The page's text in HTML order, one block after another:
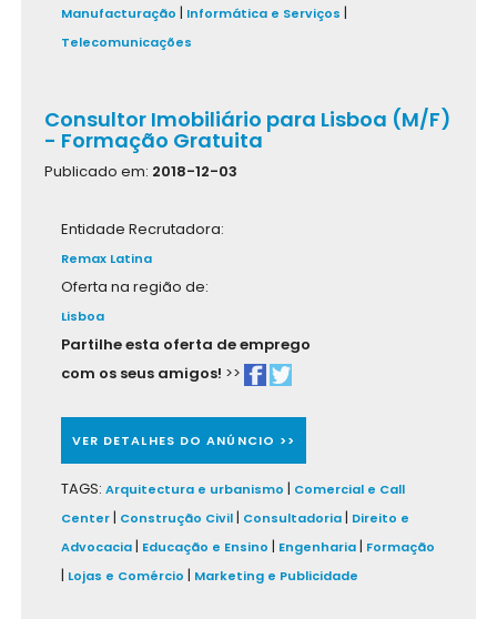
Manufacturação | Informática e Serviços |
Telecomunicações
Consultor Imobiliário para Lisboa (M/F)
- Formação Gratuita
Publicado em: 2018-12-03
Entidade Recrutadora:
Remax Latina
Oferta na região de:
Lisboa
Partilhe esta oferta de emprego
com os seus amigos! >>
VER DETALHES DO ANÚNCIO >>
TAGS: Arquitectura e urbanismo | Comercial e Call
Center| Construção Civil| Consultadoria| Direito e
Advocacia| Educação e Ensino | Engenharia| Formação
| Lojas e Comércio | Marketing e Publicidade